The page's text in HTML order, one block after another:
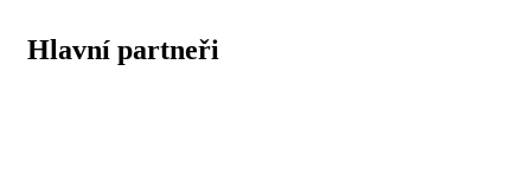
Hlavní partneři